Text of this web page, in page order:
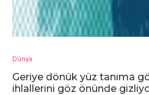
Dünya
Geriye dönük yüz tanıma
ihlallerini göz önünde